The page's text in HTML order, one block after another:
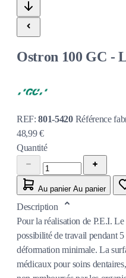
Ostron 100 GC -
REF:801-5420 Référence
48,99 €
Quantité
Au panier Au panier
Description
Pour la réalisation de P.E.I.
possibilité de travail pendant
déformation minimale. La
médicaux pour soins